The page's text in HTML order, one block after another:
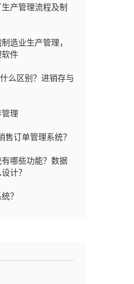
产管理流程及制
造业生产管理，
件
么区别？进销存与
理
订单管理系统？
哪些功能？数据
计？
？